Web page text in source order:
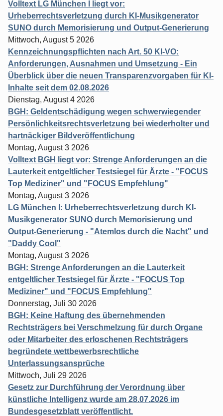
Volltext LG München I liegt vor:
Urheberrechtsverletzung durch KI-Musikgenerator
SUNO durch Memorisierung und Output-Generierung
Mittwoch, August 5 2026
Kennzeichnungspflichten nach Art. 50 KI-VO:
Anforderungen, Ausnahmen und Umsetzung - Ein
Überblick über die neuen Transparenzvorgaben für KI-
Inhalte seit dem 02.08.2026
Dienstag, August 4 2026
BGH: Geldentschädigung wegen schwerwiegender
Persönlichkeitsrechtsverletzung bei wiederholter und
hartnäckiger Bildveröffentlichung
Montag, August 3 2026
Volltext BGH liegt vor: Strenge Anforderungen an die
Lauterkeit entgeltlicher Testsiegel für Ärzte - "FOCUS
Top Mediziner" und "FOCUS Empfehlung"
Montag, August 3 2026
LG München I: Urheberrechtsverletzung durch KI-
Musikgenerator SUNO durch Memorisierung und
Output-Generierung - "Atemlos durch die Nacht" und
"Daddy Cool"
Montag, August 3 2026
BGH: Strenge Anforderungen an die Lauterkeit
entgeltlicher Testsiegel für Ärzte - "FOCUS Top
Mediziner" und "FOCUS Empfehlung"
Donnerstag, Juli 30 2026
BGH: Keine Haftung des übernehmenden
Rechtsträgers bei Verschmelzung für durch Organe
oder Mitarbeiter des erloschenen Rechtsträgers
begründete wettbewerbsrechtliche
Unterlassungsansprüche
Mittwoch, Juli 29 2026
Gesetz zur Durchführung der Verordnung über
künstliche Intelligenz wurde am 28.07.2026 im
Bundesgesetzblatt veröffentlicht.